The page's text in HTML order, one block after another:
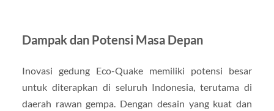
Dampak dan Potensi Masa Depan
Inovasi gedung Eco-Quake memiliki potensi besar
untuk diterapkan di seluruh Indonesia, terutama di
daerah rawan gempa. Dengan desain yang kuat dan